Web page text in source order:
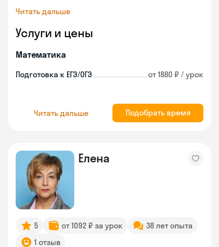
Читать дальше
Услуги и цены
Математика
Подготовка к ЕГЭ/ОГЭ от 1880 ₽ / урок
Читать дальше Подобрать время
Елена
5 от 1092 ₽ за урок
38 лет опыта
1 отзыв